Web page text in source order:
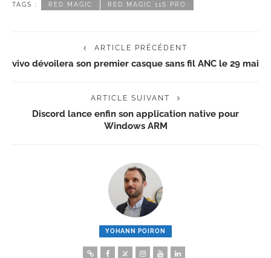
TAGS : RED MAGIC RED MAGIC 11S PRO
ARTICLE PRÉCÉDENT
vivo dévoilera son premier casque sans fil ANC le 29 mai
ARTICLE SUIVANT
Discord lance enfin son application native pour
Windows ARM
YOHANN POIRON